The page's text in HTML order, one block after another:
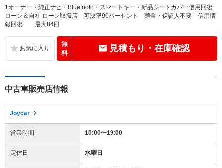
1オーナー・純正ナビ・Bluetooth・スマートキー・新品シートカバー信用回復
ローン＆自社 ローン取扱店 可決率90パーセント 頭金・保証人不要 信用情
報回復 最大84回
無
料
見積もり・在庫確認
中古車販売店情報
Joycar
営業時間 10:00〜19:00
定休日 水曜日